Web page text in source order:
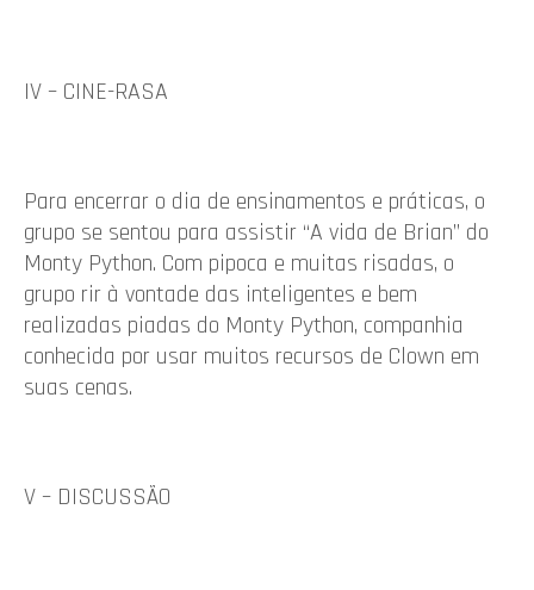
IV – CINE-RASA
Para encerrar o dia de ensinamentos e práticas, o
grupo se sentou para assistir “A vida de Brian” do
Monty Python. Com pipoca e muitas risadas, o
grupo rir à vontade das inteligentes e bem
realizadas piadas do Monty Python, companhia
conhecida por usar muitos recursos de Clown em
suas cenas.
V – DISCUSSÃO